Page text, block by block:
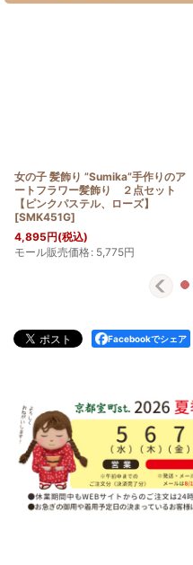
女の子 髪飾り ”Sumika”手作りのア
ートフラワー髪飾り ２点セット
【ピンクパステル、ローズ】
[SMK451G]
4,895円(税込)
モール販売価格: 5,775円
Facebookでシェア